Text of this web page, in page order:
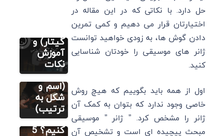
حل دارد. با نکاتی که در این مقاله در
اختیارتان قرار می دهیم و کمی تمرین
دادن گوش ها، به زودی خواهید توانست
ژانر های موسیقی را خودتان شناسایی
کنید.
اول از همه باید بگوییم که هیچ روش
خاصی وجود ندارد که بتوان به کمک آن
ژانر را مشخص کرد. ” ژانر ” موسیقی
مبحث پیچیده ای است و تشخیص آن
گیتار) و
آموزش
نکات
دیگر
نت های
موسیقی
ایرانی
(اسم و
شکل به
ترتیب)
مطالب متنوع
چگونه یک
قطعه
موسیقی
را حفظ
کنیم؟ 5
مطالب متنوع
دیگر
راهنمای
راه‌اندازی